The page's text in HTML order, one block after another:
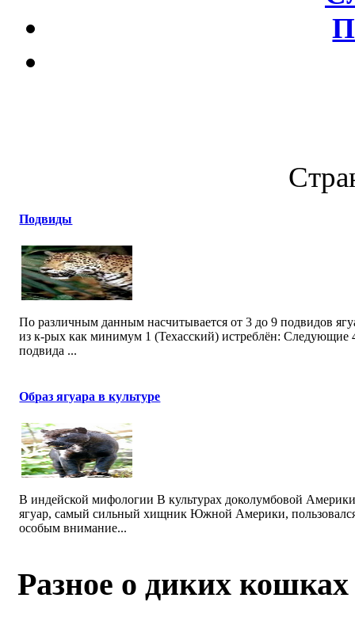
Подвиды
По различным данным насчитывается от 3 до 9 подвидов
из к-рых как минимум 1 (Техасский) истреблён: Следующие
подвида ...
Образ ягуара в культуре
В индейской мифологии В культурах доколумбовой
ягуар, самый сильный хищник Южной Америки,
особым внимание...
Разное о диких кошках